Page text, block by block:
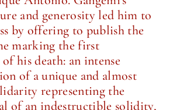
and generosity led him to
by offering to publish the
marking the first
his death: an intense
of a unique and almost
representing the
of an indestructible solidity,